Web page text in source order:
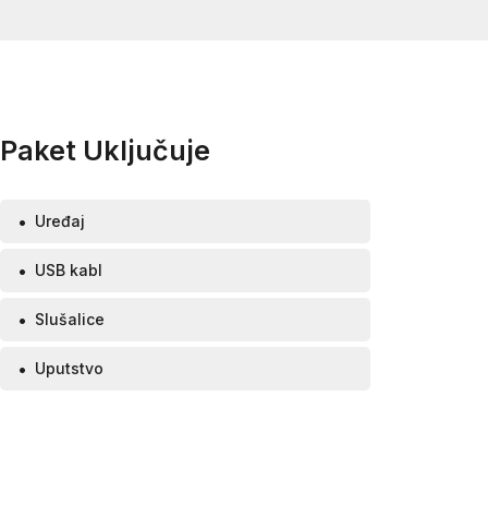
Paket Uključuje
Uređaj
USB kabl
Slušalice
Uputstvo